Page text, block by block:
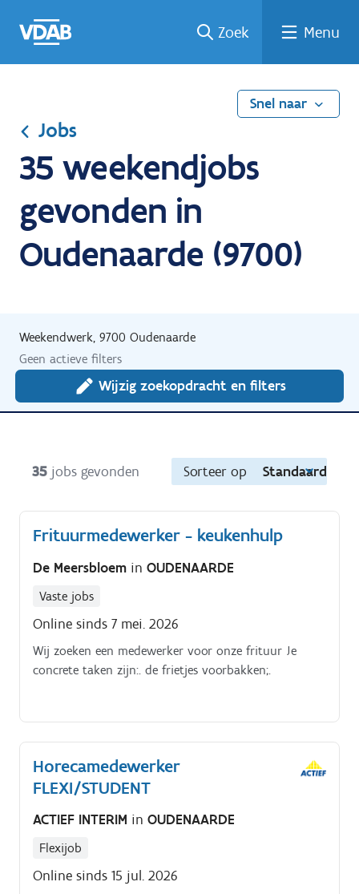
naar
een
een
job
naar
Zoek Menu
Snel naar
Jobs
35 weekendjobs
gevonden in
Oudenaarde (9700)
Weekendwerk, 9700 Oudenaarde
Geen actieve filters
Wijzig zoekopdracht en filters
35 jobs gevonden Sorteer op Standaard
Frituurmedewerker - keukenhulp
De Meersbloem in OUDENAARDE
Vaste jobs
Online sinds 7 mei. 2026
Wij zoeken een medewerker voor onze frituur Je
concrete taken zijn:. de frietjes voorbakken;.
Horecamedewerker
FLEXI/STUDENT
ACTIEF INTERIM in OUDENAARDE
Flexijob
Online sinds 15 jul. 2026